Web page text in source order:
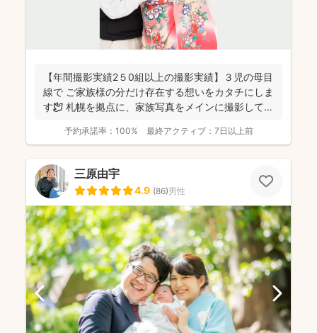
【年間撮影実績2５0組以上の撮影実績】３児の母目
線で ご家族様の分だけ存在する想いをカタチにしま
す🕊️ 札幌を拠点に、家族写真をメインに撮影してお
予約承諾率： 100% 最終アクティブ： 7日以上前
三原由宇
4.9 (86)男性